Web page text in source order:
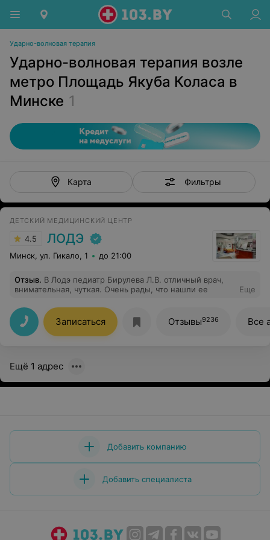
Ударно-волновая терапия
Ударно-волновая терапия возле
метро Площадь Якуба Коласа в
Минске 1
Карта Фильтры
ДЕТСКИЙ МЕДИЦИНСКИЙ ЦЕНТР
4.5 ЛОДЭ
Минск, ул. Гикало, 1 до 21:00
Отзыв. В Лодэ педиатр Бирулева Л.В. отличный врач,
внимательная, чуткая. Очень рады, что нашли ее
Еще
Записаться Отзывы9236 Все
Ещё 1 адрес
Добавить компанию
Добавить специалиста